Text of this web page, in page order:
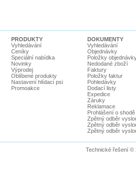
PRODUKTY
Vyhledávání
Ceníky
Speciální nabídka
Novinky
Výprodej
Oblíbené produkty
Nastavení hlídací psi
Promoakce
DOKUMENTY
Vyhledávání
Objednávky
Položky
Nedodané zboží
Faktury
Položky faktur
Pohledávky
Dodací listy
Expedice
Záruky
Reklamace
Prohlášení o shodě
Zpětný odběr
Zpětný odběr
Zpětný odběr
Technické řešení ©